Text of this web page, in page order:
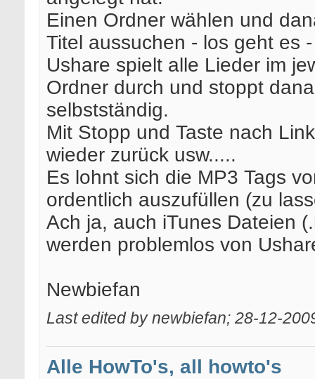
Einen Ordner wählen und
Titel aussuchen - los geht es
Ushare spielt alle Lieder im
Ordner durch und stoppt
selbstständig.
Mit Stopp und Taste nach
wieder zurück usw.....
Es lohnt sich die MP3 Tags
ordentlich auszufüllen (zu
Ach ja, auch iTunes Dateien
werden problemlos von
Newbiefan
Last edited by newbiefan; 28-12-
Alle HowTo's, all howto's